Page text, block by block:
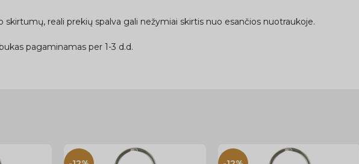
reali prekių spalva gali nežymiai skirtis nuo esančios nuotraukoje.
pagaminamas per 1-3 d.d.